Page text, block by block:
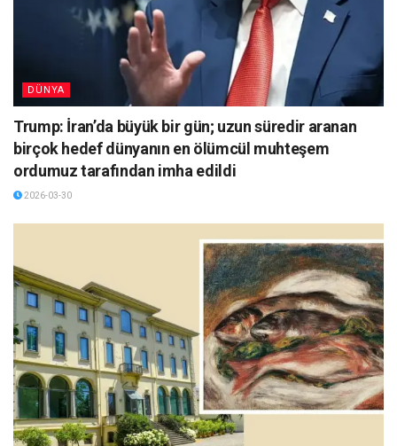
DÜNYA
Trump: İran’da büyük bir gün; uzun süredir aranan
birçok hedef dünyanın en ölümcül muhteşem
ordumuz tarafından imha edildi
2026-03-30